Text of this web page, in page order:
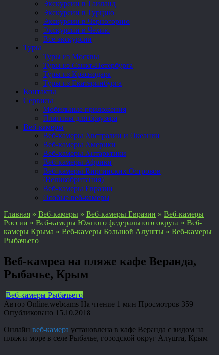
Экскурсии в Таиланд
Экскурсии в Турцию
Экскурсии в Черногорию
Экскурсии в Чехию
Все экскурсии
Туры
Туры из Москвы
Туры из Санкт-Петербурга
Туры из Краснодара
Туры из Екатеринбурга
Контакты
Сервисы
Мобильные приложения
Плагины для браузера
Веб-камеры
Веб-камеры Австралии и Океании
Веб-камеры Америки
Веб-камеры Антарктики
Веб-камеры Африки
Веб-камеры Виргинских Островов
(Великобритания)
Веб-камеры Евразии
Особые веб-камеры
Главная » Веб-камеры » Веб-камеры Евразии » Веб-камеры
России » Веб-камеры Южного федерального округа » Веб-
камеры Крыма » Веб-камеры Большой Алушты » Веб-камеры
Рыбачьего
Веб-камреа на пляже кафе Веранда,
Рыбачье, Крым
Веб-камеры Рыбачьего
Автор Online.webcams На чтение 1 мин Просмотров 359
Опубликовано 15.10.2018
Онлайн веб-камера установлена в кафе Веранда с видом на
пляж и море в селе Рыбачье, городской округ Алушта, Крым